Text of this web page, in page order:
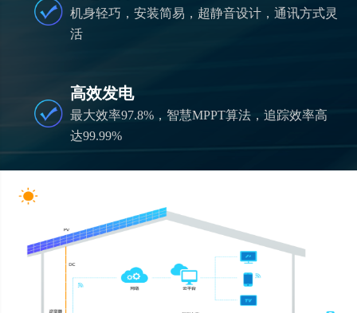
机身轻巧，安装简易，超静音设计，通讯方式灵
活
高效发电
最大效率97.8%，智慧MPPT算法，追踪效率高
达99.99%